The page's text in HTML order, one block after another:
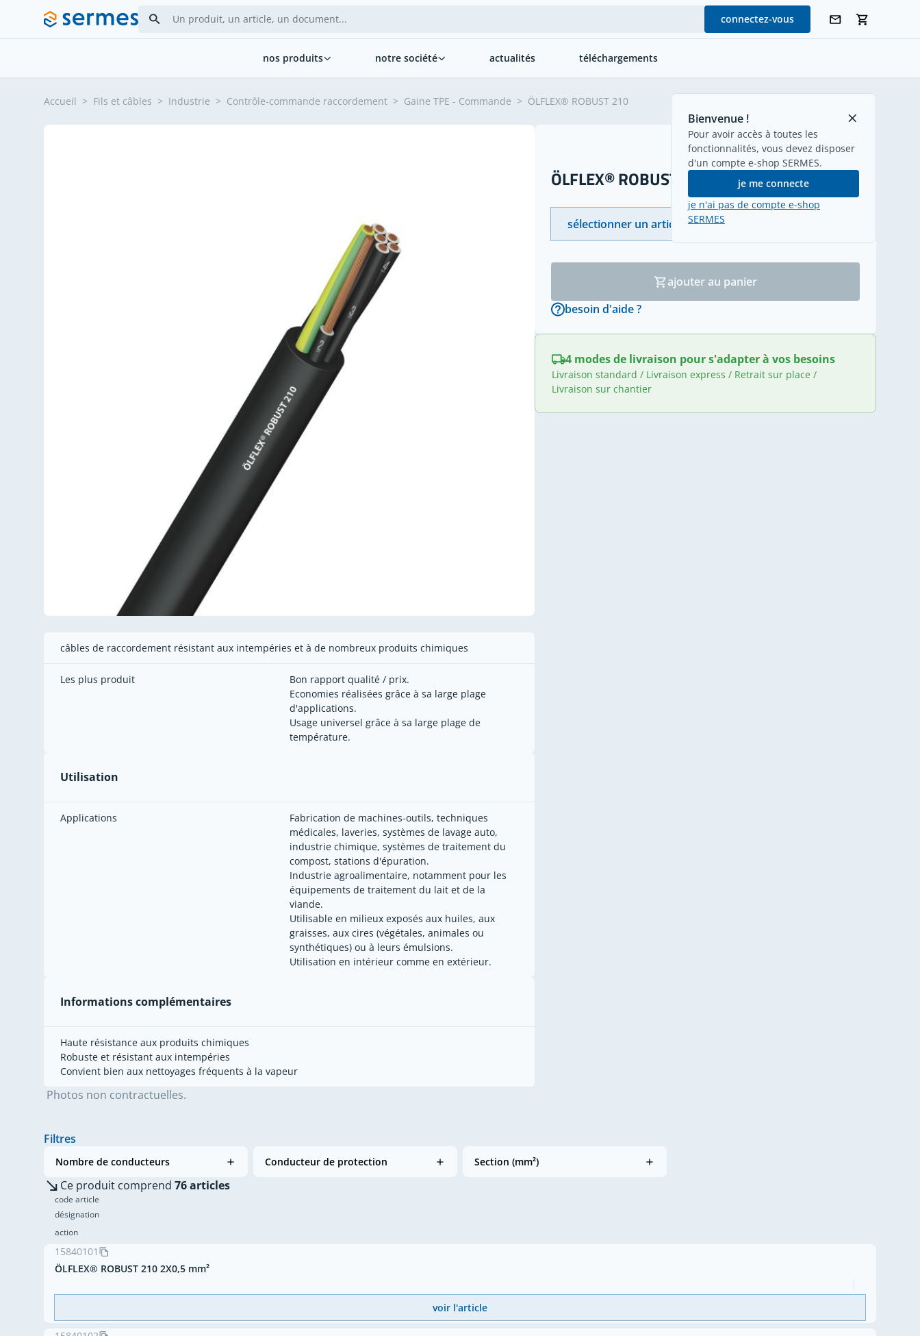
Allez au contenu
connectez-vous
Bienvenue !
Pour avoir accès à toutes les
fonctionnalités, vous devez disposer
d'un compte e-shop SERMES.
je me connecte
je n'ai pas de compte e-shop
SERMES
nos produits notre société actualités téléchargements
Accueil > Fils et câbles > Industrie > Contrôle-commande raccordement > Gaine TPE - Commande > ÖLFLEX® ROBUST 210 retour
câbles de raccordement résistant aux intempéries et à de nombreux produits chimiques
Les plus produit
Bon rapport qualité / prix.
Economies réalisées grâce à sa large plage
d'applications.
Usage universel grâce à sa large plage de
température.
Utilisation
Applications
Fabrication de machines-outils, techniques
médicales, laveries, systèmes de lavage auto,
industrie chimique, systèmes de traitement du
compost, stations d'épuration.
Industrie agroalimentaire, notamment pour les
équipements de traitement du lait et de la
viande.
Utilisable en milieux exposés aux huiles, aux
graisses, aux cires (végétales, animales ou
synthétiques) ou à leurs émulsions.
Utilisation en intérieur comme en extérieur.
Informations complémentaires
Haute résistance aux produits chimiques
Robuste et résistant aux intempéries
Convient bien aux nettoyages fréquents à la vapeur
Photos non contractuelles.
ÖLFLEX® ROBUST 210
sélectionner un article
ajouter au panier
besoin d'aide ?
4 modes de livraison pour s'adapter à vos besoins
Livraison standard / Livraison express / Retrait sur place /
Livraison sur chantier
Filtres
Nombre de conducteurs Conducteur de protection Section (mm²)
Ce produit comprend 76 articles
code article
désignation
action
15840101
ÖLFLEX® ROBUST 210 2X0,5 mm²
voir l'article